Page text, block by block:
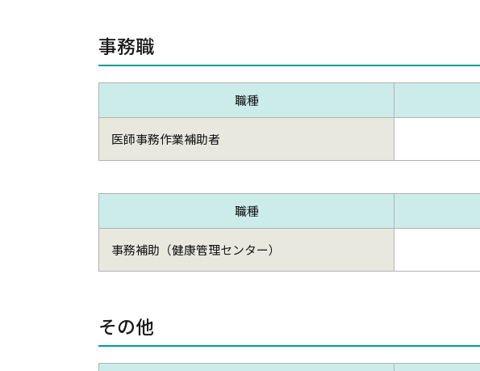
事務職
職種
医師事務作業補助者
職種
事務補助（健康管理センター）
その他